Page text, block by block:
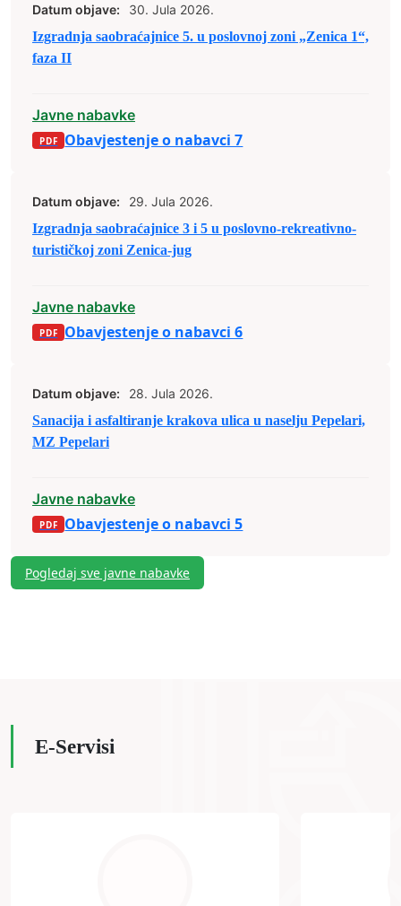
Datum objave:
30. Jula 2026.
Izgradnja saobraćajnice 5. u poslovnoj zoni „Zenica 1“,
faza II
Javne nabavke
Obavjestenje o nabavci 7
Datum objave:
29. Jula 2026.
Izgradnja saobraćajnice 3 i 5 u poslovno-rekreativno-
turističkoj zoni Zenica-jug
Javne nabavke
Obavjestenje o nabavci 6
Datum objave:
28. Jula 2026.
Sanacija i asfaltiranje krakova ulica u naselju Pepelari,
MZ Pepelari
Javne nabavke
Obavjestenje o nabavci 5
Pogledaj sve javne nabavke
E-Servisi